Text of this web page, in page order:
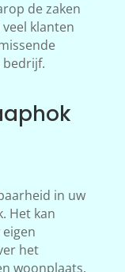
de zaken
klanten
bedrijf.
in uw
Het kan
het
woonplaats.